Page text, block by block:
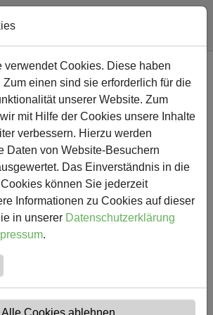
vierter Platz bei den
im Schwimmen
verwendet Cookies. Diese haben
einen sind sie erforderlich für die
unserer Website. Zum
mit Hilfe der Cookies unsere Inhalte
verbessern. Hierzu werden
Daten von Website-Besuchern
Das Einverständnis in die
können Sie jederzeit
Informationen zu Cookies auf dieser
in unserer Datenschutzerklärung
.
Alle Cookies ablehnen